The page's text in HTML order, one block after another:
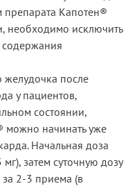
препарата Капотен®
необходимо исключить
после
у пациентов,
состоянии,
можно начинать уже
Начальная доза
затем суточную дозу
2-3 приема (в